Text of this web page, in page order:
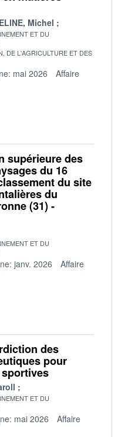
Michel
ET DU
DE L'AGRICULTURE ET DES
mai 2026
Affaire
supérieure des
du 16
du site
du
(31) -
ET DU
janv. 2026
Affaire
des
pour
ET DU
mai 2026
Affaire